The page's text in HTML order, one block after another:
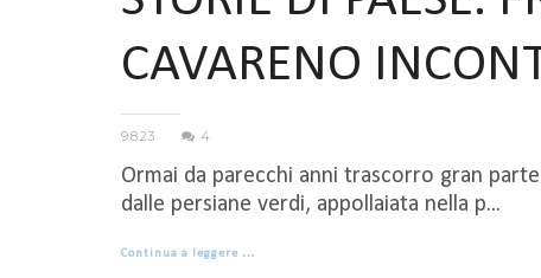
CAVARENO
9.8.23 4
Ormai da parecchi anni trascorro gran
dalle persiane verdi, appollaiata nella p...
Continua a leggere …